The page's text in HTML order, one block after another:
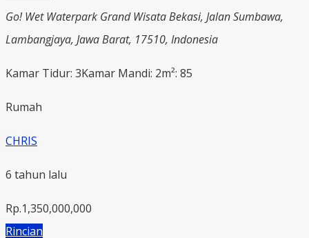
Go! Wet Waterpark Grand Wisata Bekasi, Jalan Sumbawa,
Lambangjaya, Jawa Barat, 17510, Indonesia
Kamar Tidur: 3Kamar Mandi: 2m²: 85
Rumah
CHRIS
6 tahun lalu
Rp.1,350,000,000
Rincian